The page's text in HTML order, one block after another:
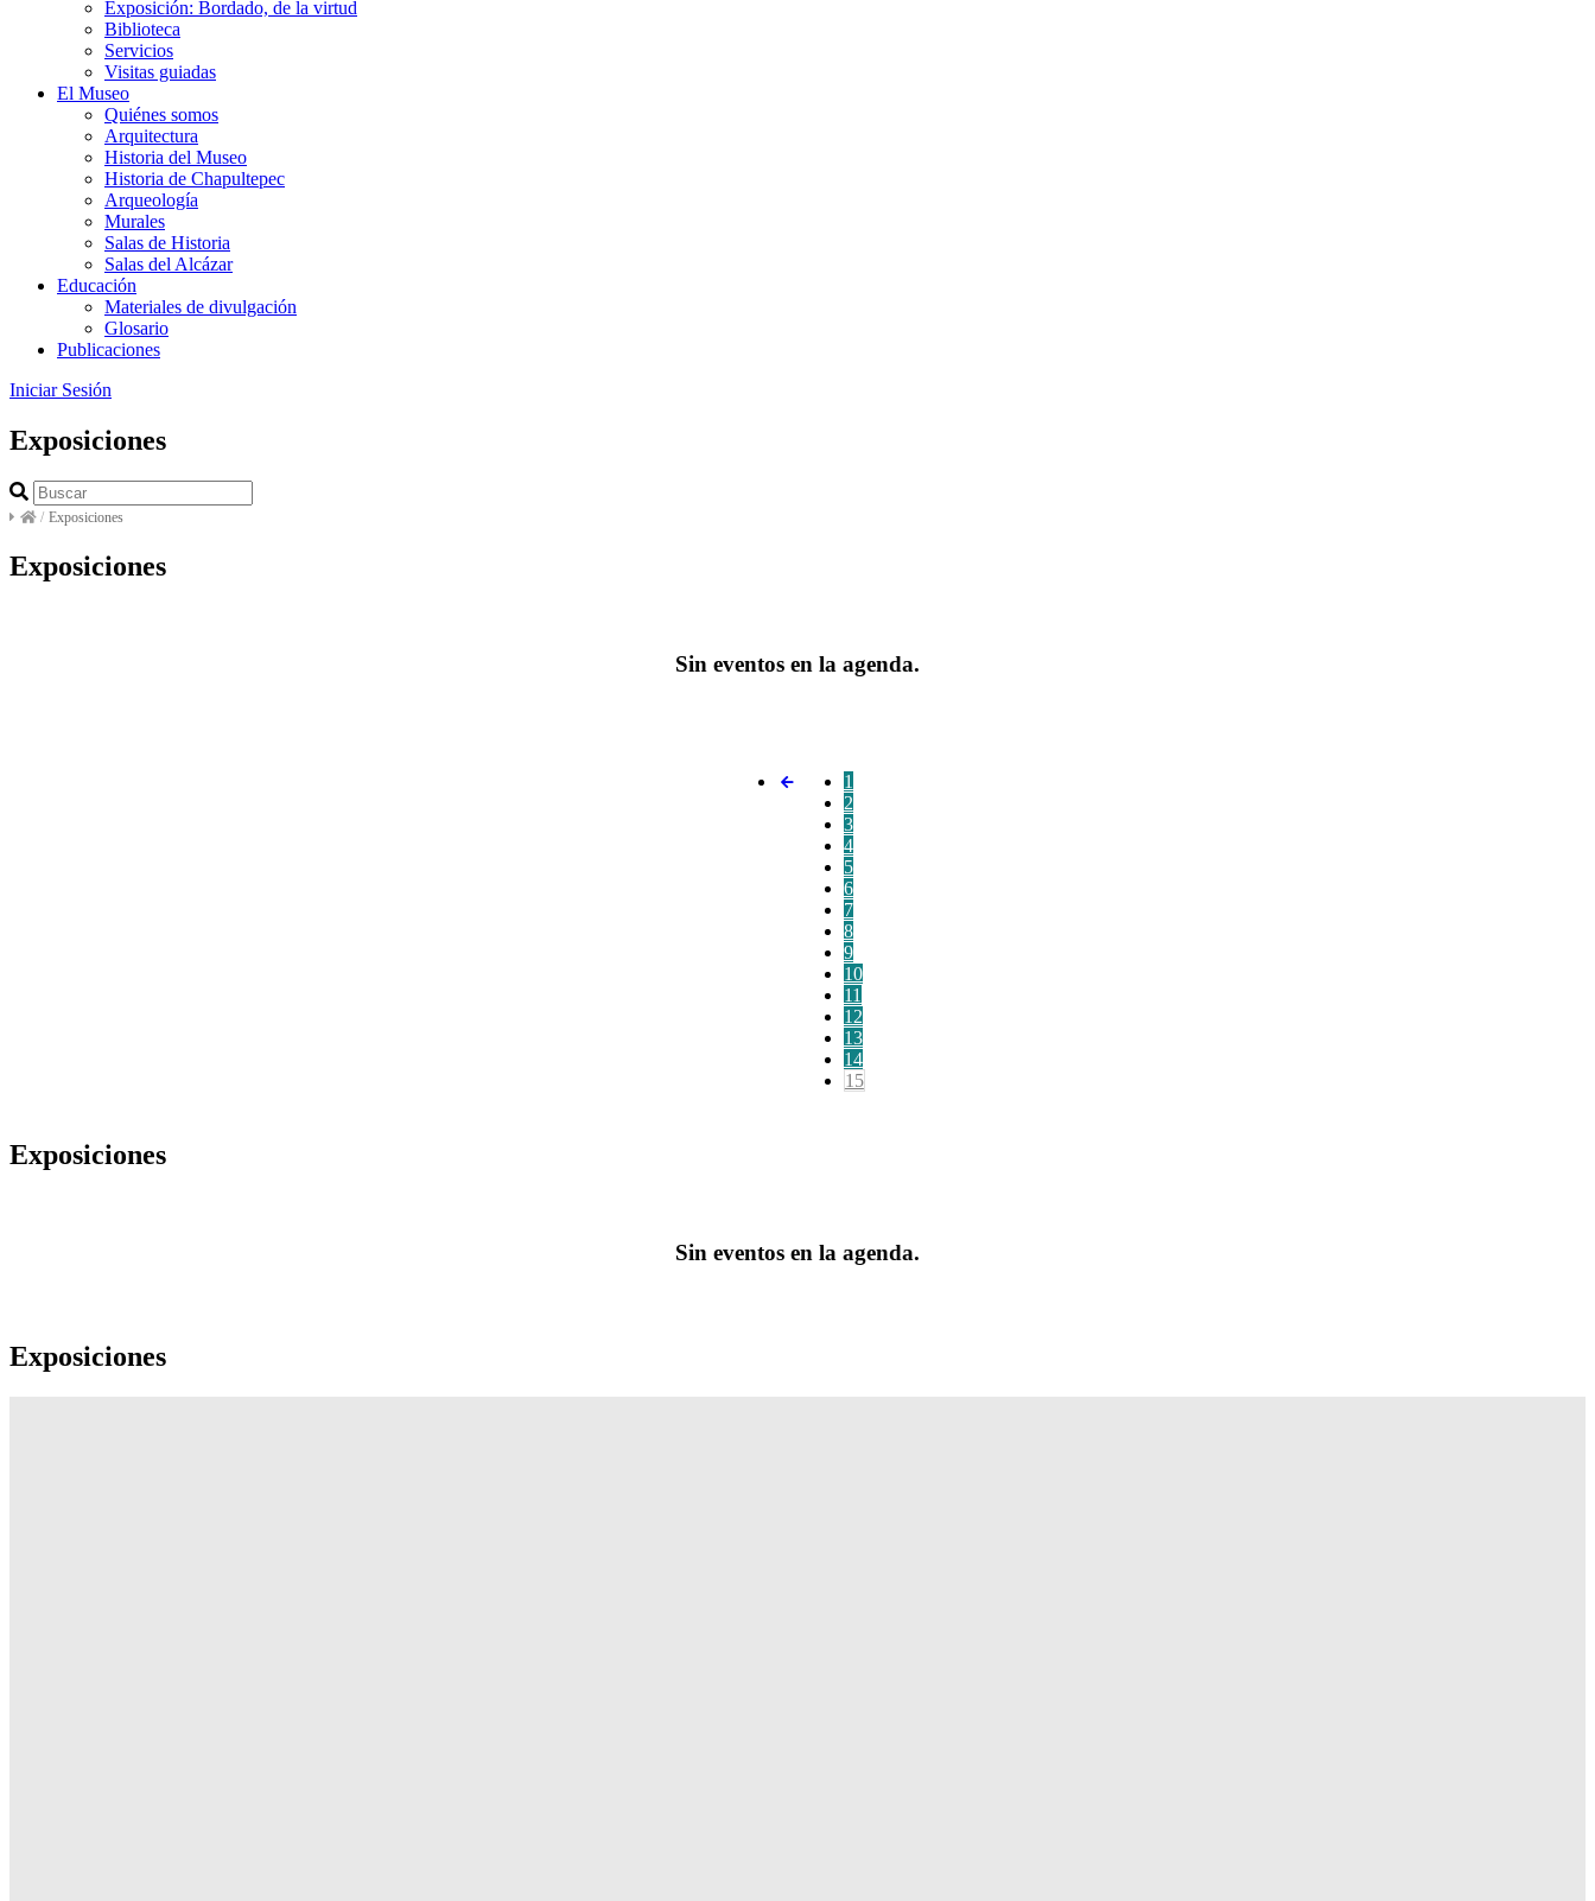
Exposición: Bordado, de la virtud
Biblioteca
Servicios
Visitas guiadas
El Museo
Quiénes somos
Arquitectura
Historia del Museo
Historia de Chapultepec
Arqueología
Murales
Salas de Historia
Salas del Alcázar
Educación
Materiales de divulgación
Glosario
Publicaciones
Iniciar Sesión
Exposiciones
/ Exposiciones
Exposiciones
Sin eventos en la agenda.
1
2
3
4
5
6
7
8
9
10
11
12
13
14
15
Exposiciones
Sin eventos en la agenda.
Exposiciones